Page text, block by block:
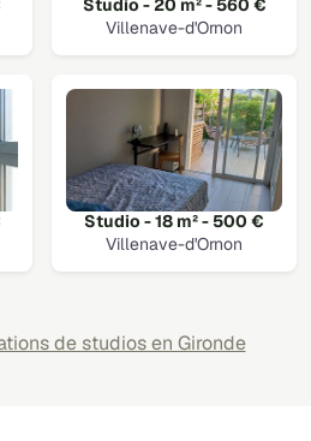
Studio - 20 m² - 560 €
Villenave-d'Ornon
Studio - 18 m² - 500 €
Villenave-d'Ornon
de studios en Gironde